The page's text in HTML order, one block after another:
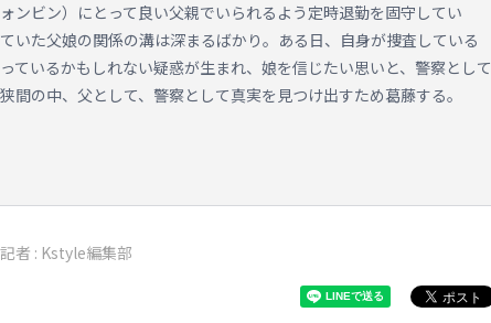
ンビン）にとって良い父親でいられるよう定時退勤を固守してい
いた父娘の関係の溝は深まるばかり。ある日、自身が捜査している
ているかもしれない疑惑が生まれ、娘を信じたい思いと、警察として
間の中、父として、警察として真実を見つけ出すため葛藤する。
記者 : Kstyle編集部